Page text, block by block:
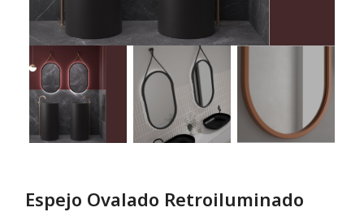
Espejo Ovalado Retroiluminado